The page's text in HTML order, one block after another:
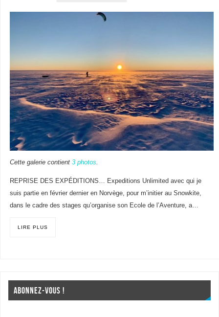
Cette galerie contient 3 photos
REPRISE DES EXPÉDITIONS… Expeditions Unlimited avec qui je
suis partie en février dernier en Norvège, pour m’initier au Snowkite,
dans le cadre des stages qu’organise son Ecole de l’Aventure, a…
LIRE PLUS
ABONNEZ-VOUS !